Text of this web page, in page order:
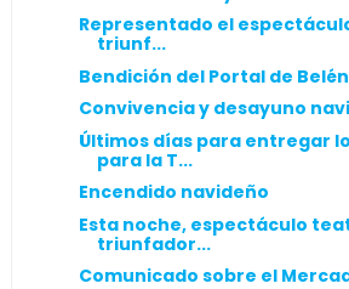
Representado el
triunf...
Bendición del Portal de Belén
Convivencia y desayuno
Últimos días para entregar
para la T...
Encendido navideño
Esta noche, espectáculo
triunfador...
Comunicado sobre el